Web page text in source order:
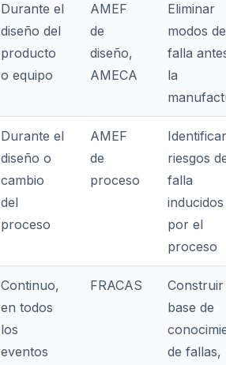
Durante el
diseño del
producto
o equipo
AMEF
de
diseño,
AMECA
Eliminar
modos de
falla
la
Durante el
diseño o
cambio
del
proceso
AMEF
de
proceso
Identificar
riesgos
falla
inducidos
por el
proceso
Continuo,
en todos
los
eventos
FRACAS
Construir
base de
de fallas,